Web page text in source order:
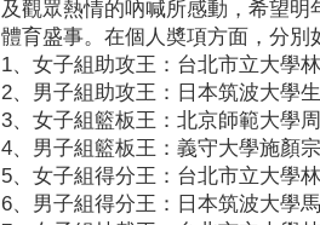
及觀眾熱情的吶喊所感動，希望
體育盛事。在個人奬項方面，分別
1、女子組助攻王：台北市立大學
2、男子組助攻王：日本筑波大學
3、女子組籃板王：北京師範大學
4、男子組籃板王：義守大學施顏
5、女子組得分王：台北市立大學
6、男子組得分王：日本筑波大學